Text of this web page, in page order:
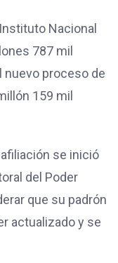
Nacional
787 mil
nuevo proceso de
159 mil
se inició
del Poder
que su padrón
actualizado y se